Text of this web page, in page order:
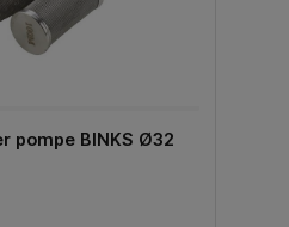
pompe BINKS Ø32